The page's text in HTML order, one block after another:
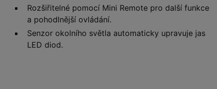
Rozšiřitelné pomocí Mini Remote pro další funkce
a pohodlnější ovládání.
Senzor okolního světla automaticky upravuje jas
LED diod.